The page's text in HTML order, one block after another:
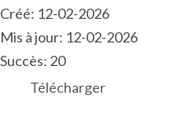
Créé: 12-02-2026
Mis à jour: 12-02-2026
Succès: 20
Télécharger